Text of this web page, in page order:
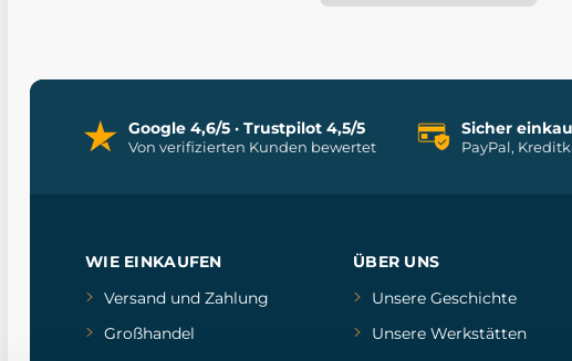
Google 4,6/5 · Trustpilot 4,5/5
Von verifizierten Kunden bewertet
Sicher
PayPal,
WIE EINKAUFEN
Versand und Zahlung
Großhandel
ÜBER UNS
Unsere Geschichte
Unsere Werkstätten